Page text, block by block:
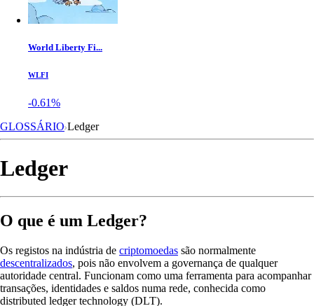
World Liberty Fi...
WLFI
-0.61%
GLOSSÁRIO Ledger
Ledger
O que é um Ledger?
Os registos na indústria de criptomoedas são normalmente
descentralizados, pois não envolvem a governança de qualquer
autoridade central. Funcionam como uma ferramenta para acompanhar
transações, identidades e saldos numa rede, conhecida como
distributed ledger technology (DLT).